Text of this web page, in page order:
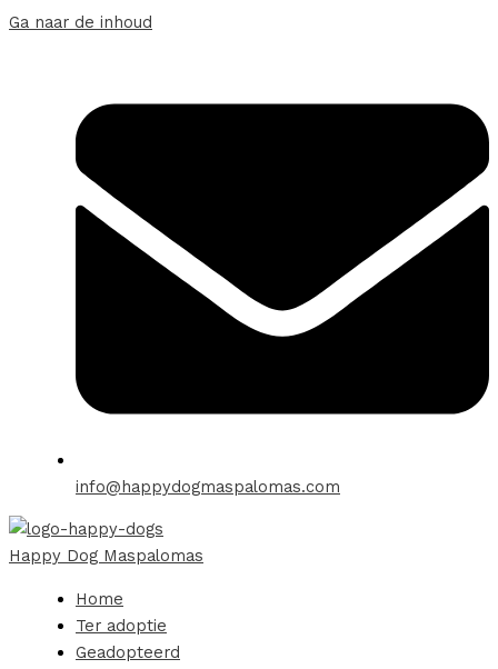
Ga naar de inhoud
info@happydogmaspalomas.com
Happy Dog Maspalomas
Home
Ter adoptie
Geadopteerd